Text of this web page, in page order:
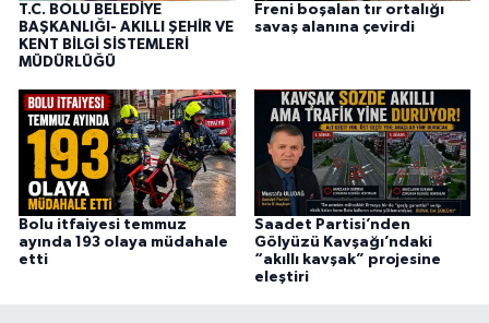
T.C. BOLU BELEDİYE
BAŞKANLIĞI- AKILLI ŞEHİR VE
KENT BİLGİ SİSTEMLERİ
MÜDÜRLÜĞÜ
Freni boşalan tır ortalığı
savaş alanına çevirdi
Bolu itfaiyesi temmuz
ayında 193 olaya müdahale
etti
Saadet Partisi’nden
Gölyüzü Kavşağı’ndaki
“akıllı kavşak” projesine
eleştiri